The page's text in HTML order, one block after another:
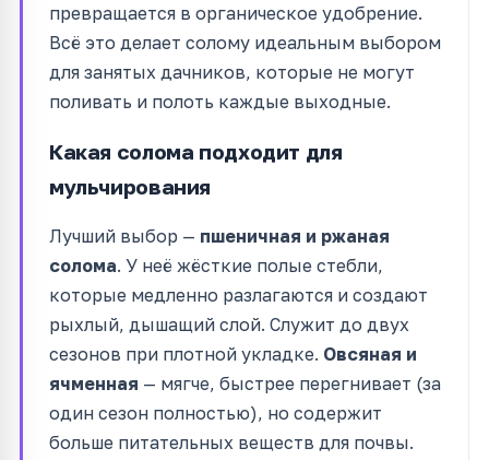
превращается в органическое удобрение.
Всё это делает солому идеальным выбором
для занятых дачников, которые не могут
поливать и полоть каждые выходные.
Какая солома подходит для
мульчирования
Лучший выбор — пшеничная и ржаная
солома. У неё жёсткие полые стебли,
которые медленно разлагаются и создают
рыхлый, дышащий слой. Служит до двух
сезонов при плотной укладке. Овсяная и
ячменная — мягче, быстрее перегнивает (за
один сезон полностью), но содержит
больше питательных веществ для почвы.